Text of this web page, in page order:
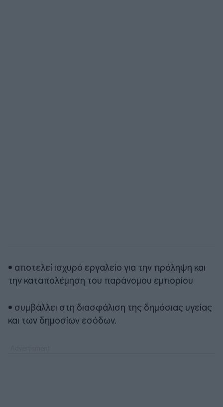
• αποτελεί ισχυρό εργαλείο για την πρόληψη και
την καταπολέμηση του παράνομου εμπορίου
• συμβάλλει στη διασφάλιση της δημόσιας υγείας
και των δημοσίων εσόδων.